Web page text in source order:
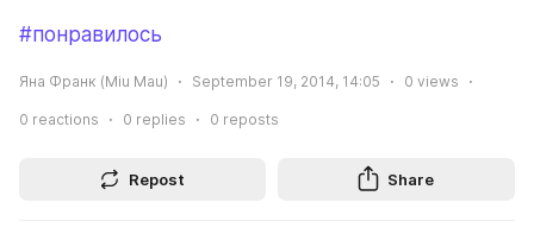
#понравилось
Яна Франк (Miu Mau) September 19, 2014, 14:05 0 views
0 reactions 0 replies 0 reposts
Repost Share